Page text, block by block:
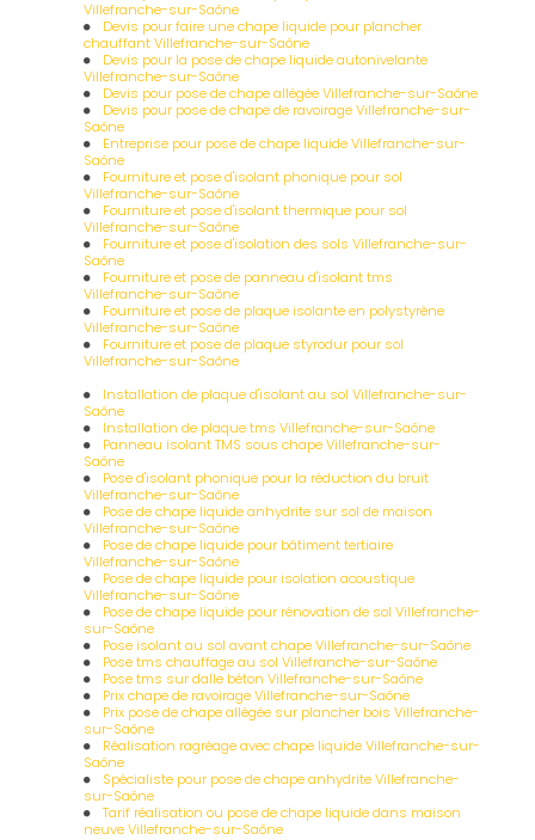
Villefranche-sur-Saône
Devis pour faire une chape liquide pour plancher
chauffant Villefranche-sur-Saône
Devis pour la pose de chape liquide autonivelante
Villefranche-sur-Saône
Devis pour pose de chape allégée Villefranche-sur-Saône
Devis pour pose de chape de ravoirage Villefranche-sur-
Saône
Entreprise pour pose de chape liquide Villefranche-sur-
Saône
Fourniture et pose d'isolant phonique pour sol
Villefranche-sur-Saône
Fourniture et pose d'isolant thermique pour sol
Villefranche-sur-Saône
Fourniture et pose d'isolation des sols Villefranche-sur-
Saône
Fourniture et pose de panneau d'isolant tms
Villefranche-sur-Saône
Fourniture et pose de plaque isolante en polystyrène
Villefranche-sur-Saône
Fourniture et pose de plaque styrodur pour sol
Villefranche-sur-Saône
Installation de plaque d'isolant au sol Villefranche-sur-
Saône
Installation de plaque tms Villefranche-sur-Saône
Panneau isolant TMS sous chape Villefranche-sur-
Saône
Pose d'isolant phonique pour la réduction du bruit
Villefranche-sur-Saône
Pose de chape liquide anhydrite sur sol de maison
Villefranche-sur-Saône
Pose de chape liquide pour bâtiment tertiaire
Villefranche-sur-Saône
Pose de chape liquide pour isolation acoustique
Villefranche-sur-Saône
Pose de chape liquide pour rénovation de sol Villefranche-
sur-Saône
Pose isolant au sol avant chape Villefranche-sur-Saône
Pose tms chauffage au sol Villefranche-sur-Saône
Pose tms sur dalle béton Villefranche-sur-Saône
Prix chape de ravoirage Villefranche-sur-Saône
Prix pose de chape allégée sur plancher bois Villefranche-
sur-Saône
Réalisation ragréage avec chape liquide Villefranche-sur-
Saône
Spécialiste pour pose de chape anhydrite Villefranche-
sur-Saône
Tarif réalisation ou pose de chape liquide dans maison
neuve Villefranche-sur-Saône